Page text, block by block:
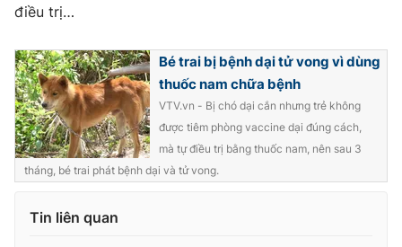
Ðiện thoại Thời báo VTV:
Liên hệ quảng cáo:024-7300.7108
điều trị…
Bé trai bị bệnh dại tử vong vì dùng
thuốc nam chữa bệnh
VTV.vn - Bị chó dại cắn nhưng trẻ không
được tiêm phòng vaccine dại đúng cách,
mà tự điều trị bằng thuốc nam, nên sau 3
tháng, bé trai phát bệnh dại và tử vong.
Tin liên quan